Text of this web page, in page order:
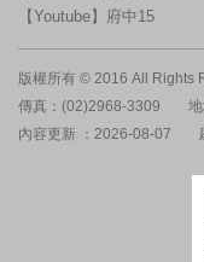
【Youtube】府中15
版權所有 © 2016 All Rights
傳真：(02)2968-3309
內容更新 ：2026-08-07